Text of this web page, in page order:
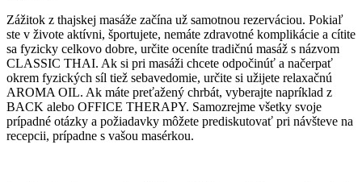
Zážitok z thajskej masáže začína už samotnou rezerváciou. Pokiaľ
ste v živote aktívni, športujete, nemáte zdravotné komplikácie a cítite
sa fyzicky celkovo dobre, určite oceníte tradičnú masáž s názvom
CLASSIC THAI. Ak si pri masáži chcete odpočinúť a načerpať
okrem fyzických síl tiež sebavedomie, určite si užijete relaxačnú
AROMA OIL. Ak máte preťažený chrbát, vyberajte napríklad z
BACK alebo OFFICE THERAPY. Samozrejme všetky svoje
prípadné otázky a požiadavky môžete prediskutovať pri návšteve na
recepcii, prípadne s vašou masérkou.